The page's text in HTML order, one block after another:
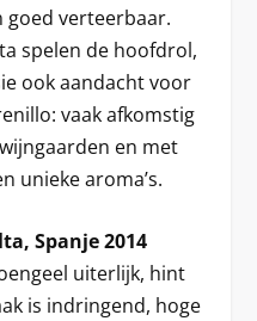
goed verteerbaar.
spelen de hoofdrol,
ook aandacht voor
vaak afkomstig
en met
unieke aroma’s.
Spanje 2014
uiterlijk, hint
is indringend, hoge